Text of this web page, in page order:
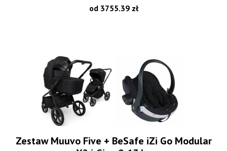
od 3755.39 zł
Zestaw Muuvo Five + BeSafe iZi Go Modular